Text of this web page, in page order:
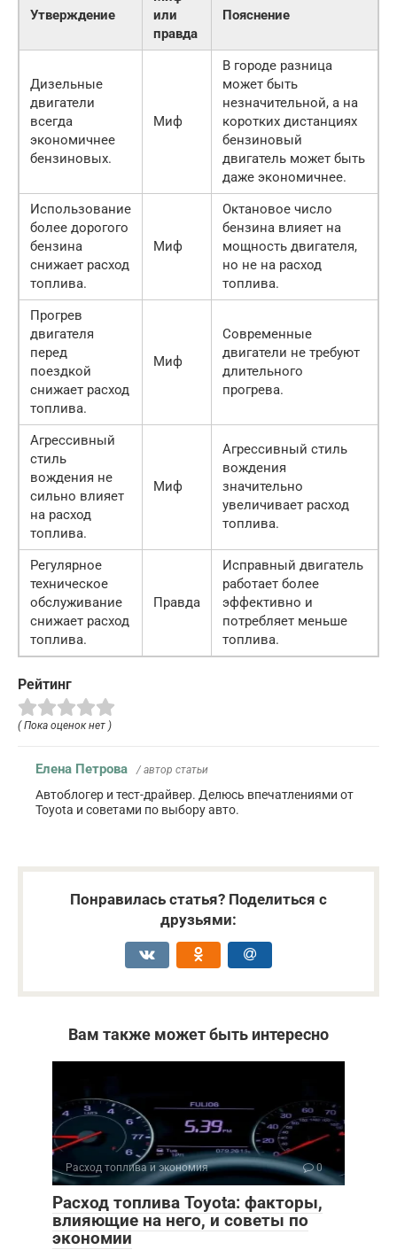
Утверждение
или
правда
Пояснение
Дизельные
двигатели
всегда
экономичнее
бензиновых.
Миф
В городе разница
может быть
незначительной, а на
коротких дистанциях
бензиновый
двигатель может быть
даже экономичнее.
Использование
более дорогого
бензина
снижает расход
топлива.
Миф
Октановое число
бензина влияет на
мощность двигателя,
но не на расход
топлива.
Прогрев
двигателя
перед
поездкой
снижает расход
топлива.
Миф
Современные
двигатели не требуют
длительного
прогрева.
Агрессивный
стиль
вождения не
сильно влияет
на расход
топлива.
Миф
Агрессивный стиль
вождения
значительно
увеличивает расход
топлива.
Регулярное
техническое
обслуживание
снижает расход
топлива.
Правда
Исправный двигатель
работает более
эффективно и
потребляет меньше
топлива.
Рейтинг
( Пока оценок нет )
Елена Петрова / автор статьи
Автоблогер и тест-драйвер. Делюсь впечатлениями от
Toyota и советами по выбору авто.
Понравилась статья? Поделиться с
друзьями:
Вам также может быть интересно
Расход топлива и экономия 0
Расход топлива Toyota: факторы,
влияющие на него, и советы по
экономии